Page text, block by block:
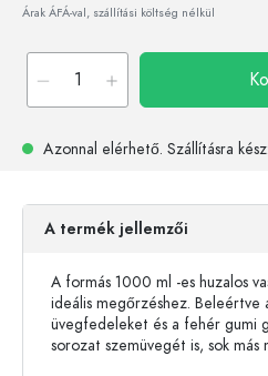
Árak ÁFÁ-val, szállítási költség nélkül
Azonnal elérhető. Szállításra kész
A termék jellemzői
A formás 1000 ml -es huzalos
ideális megőrzéshez. Beleértve
üvegfedeleket és a fehér gumi
sorozat szemüvegét is, sok más